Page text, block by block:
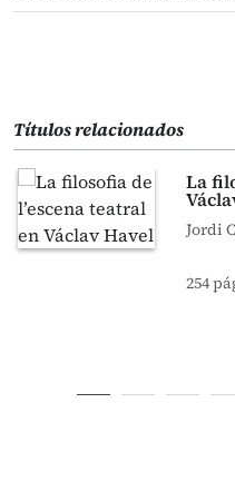
Títulos relacionados
La
Jordi
254